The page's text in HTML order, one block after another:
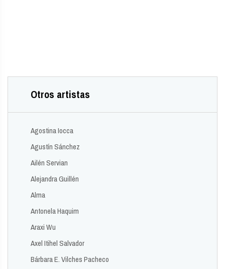
Otros artistas
Agostina Iocca
Agustín Sánchez
Ailén Servian
Alejandra Guillén
Alma
Antonela Haquim
Araxi Wu
Axel Itihel Salvador
Bárbara E. Vilches Pacheco